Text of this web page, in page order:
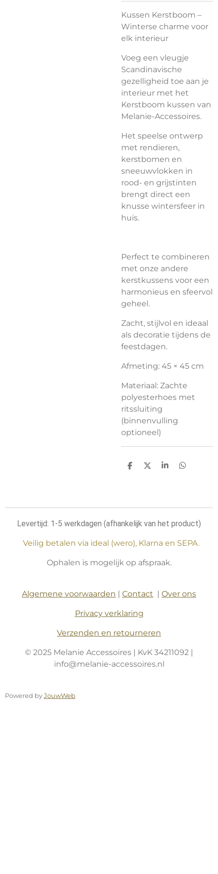
Kussen Kerstboom –
Winterse charme voor
elk interieur
Voeg een vleugje
Scandinavische
gezelligheid toe aan je
interieur met het
Kerstboom kussen van
Melanie-Accessoires.
Het speelse ontwerp
met rendieren,
kerstbomen en
sneeuwvlokken in
rood- en grijstinten
brengt direct een
knusse wintersfeer in
huis.
Perfect te combineren
met onze andere
kerstkussens voor een
harmonieus en sfeervol
geheel.
Zacht, stijlvol en ideaal
als decoratie tijdens de
feestdagen.
Afmeting: 45 × 45 cm
Materiaal: Zachte
polyesterhoes met
ritssluiting
(binnenvulling
optioneel)
D
D
S
D
Levertijd: 1-5 werkdagen (afhankelijk van het product)
Veilig betalen via ideal (wero), Klarna en SEPA.
Ophalen is mogelijk op afspraak.
Algemene voorwaarden | Contact | Over ons
Privacy verklaring
Verzenden en retourneren
© 2025 Melanie Accessoires | KvK 34211092 |
info@melanie-accessoires.nl
Powered byJouwWeb